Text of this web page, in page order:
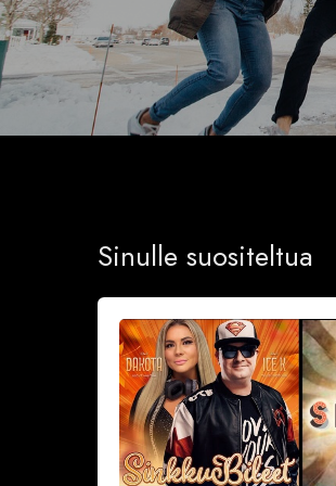
Sinulle suositeltua
19.9.2026
Deittisirkus
Speed